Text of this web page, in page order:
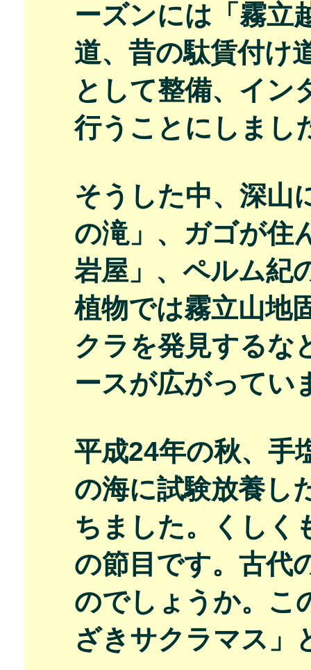
ーズンには「霧立
道、昔の駄賃付け
として整備、イン
行うことにしまし
そうした中、深山
の滝」、ガゴが住
岩屋」、ペルム紀
植物では霧立山地
クラを発見するな
ースが広がってい
平成24年の秋、手
の海に試験放養し
ちました。くしく
の節目です。古代
のでしょうか。こ
ざきサクラマス」